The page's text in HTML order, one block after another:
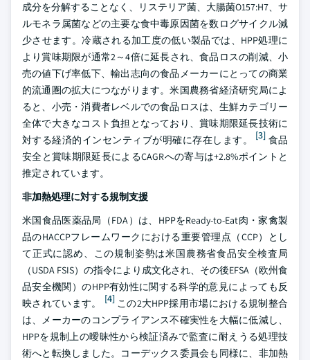
成分を分解することなく、リステリア菌、大腸菌O157:H7、サ
ルモネラ属菌などの主要な食中毒原因菌を数ログサイクル減
少させます。冷蔵される加工度の低い製品では、HPP処理に
より賞味期限が通常2～4倍に延長され、食品ロスの削減、小
売の値下げ率低下、輸出志向の食品メーカーにとっての商業
的流通圏の拡大につながります。米国農務省経済研究局によ
ると、小売・消費者レベルでの食品ロスは、生鮮カテゴリー
全体で大きなコスト負担となっており、賞味期限延長技術に
対する経済的インセンティブが明確に存在します。
[3] 食品
安全と賞味期限延長によるCAGRへの寄与は+2.8%ポイントと
推定されています。
非加熱処理に対する規制支援
米国食品医薬品局（FDA）は、HPPをReady-to-Eat肉・家禽製
品のHACCPフレームワークにおける重要管理点（CCP）とし
て正式に認め、この規制姿勢は米国農務省食品安全検査局
（USDA FSIS）の指令により成文化され、その後EFSA（欧州食
品安全機関）のHPP有効性に関する科学的意見によっても反
映されています。
[4]この2大HPP採用市場における規制整合
は、メーカーのコンプライアンス不確実性を大幅に低減し、
HPPを規制上の曖昧性から検証済みで監査に耐えうる処理技
術へと転換しました。コーデックス委員会も同様に、非加熱